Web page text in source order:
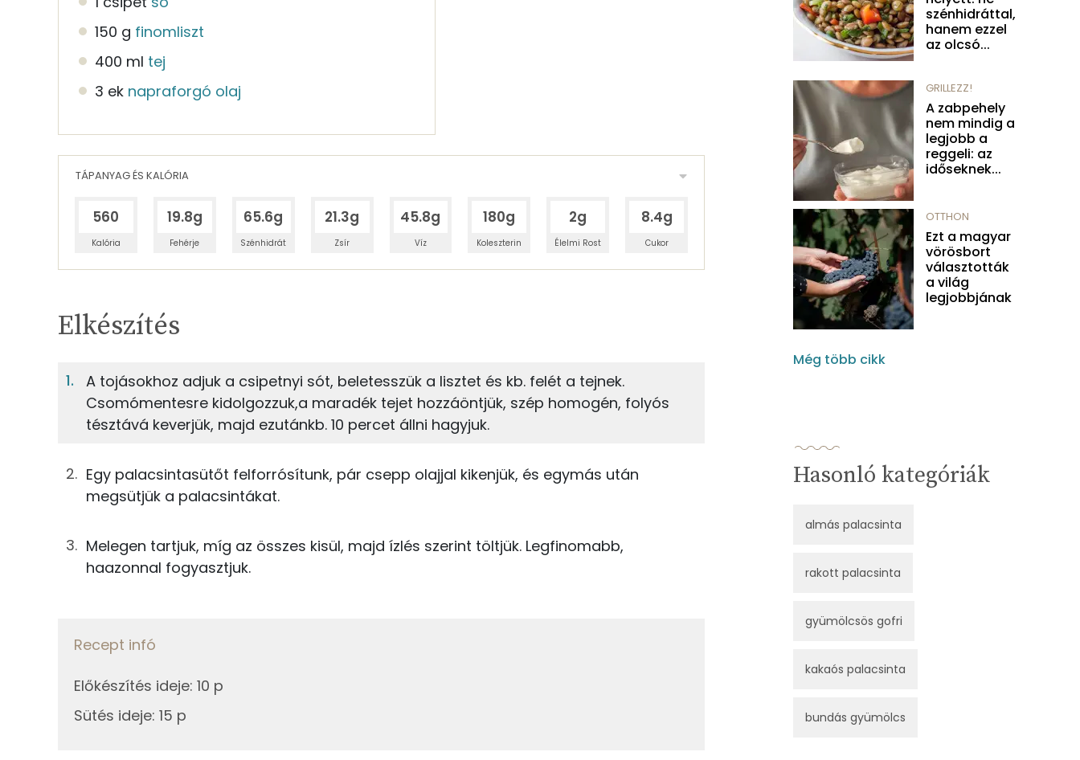
150 g finomliszt
400 ml tej
3 ek napraforgó olaj
TÁPANYAG ÉS KALÓRIA
560
Kalória
19.8g
Fehérje
65.6g
Szénhidrát
21.3g
Zsír
45.8g
Víz
180g
Koleszterin
2g
Élelmi Rost
8.4g
Cukor
55g tojás
69 kcal
75gfinomliszt
273 kcal
12gnapraforgó olaj 106 kcal
TÁPANYAGTARTALOM
13%
Fehérje
43%
Szénhidrát
14%
Zsír
30%
Víz
TOP ásványi anyagok
Kálcium
Foszfor
Nátrium
TOP vitaminok
E vitamin:
Fehérje
Elkészítés
A tojásokhoz adjuk a csipetnyi sót, beletesszük a lisztet és kb. felét a tejnek.
Csomómentesre kidolgozzuk,a maradék tejet hozzáöntjük, szép homogén, folyós
tésztává keverjük, majd ezutánkb. 10 percet állni hagyjuk.
Egy palacsintasütőt felforrósítunk, pár csepp olajjal kikenjük, és egymás után
megsütjük a palacsintákat.
Melegen tartjuk, míg az összes kisül, majd ízlés szerint töltjük. Legfinomabb,
haazonnal fogyasztjuk.
Recept infó
Előkészítés ideje: 10 p
Sütés ideje: 15 p
szénhidráttal,
hanem ezzel
az olcsó...
GRILLEZZ!
A zabpehely
nem mindig a
legjobb a
reggeli: az
időseknek...
OTTHON
Ezt a magyar
vörösbort
választották
a világ
legjobbjának
Még több cikk
Hasonló kategóriák
almás palacsinta
rakott palacsinta
gyümölcsös gofri
kakaós palacsinta
bundás gyümölcs